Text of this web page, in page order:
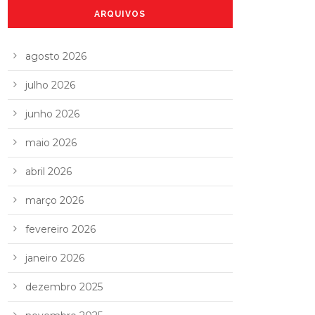
ARQUIVOS
agosto 2026
julho 2026
junho 2026
maio 2026
abril 2026
março 2026
fevereiro 2026
janeiro 2026
dezembro 2025